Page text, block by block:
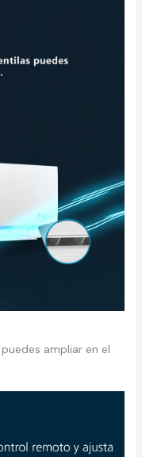
ampliar en el